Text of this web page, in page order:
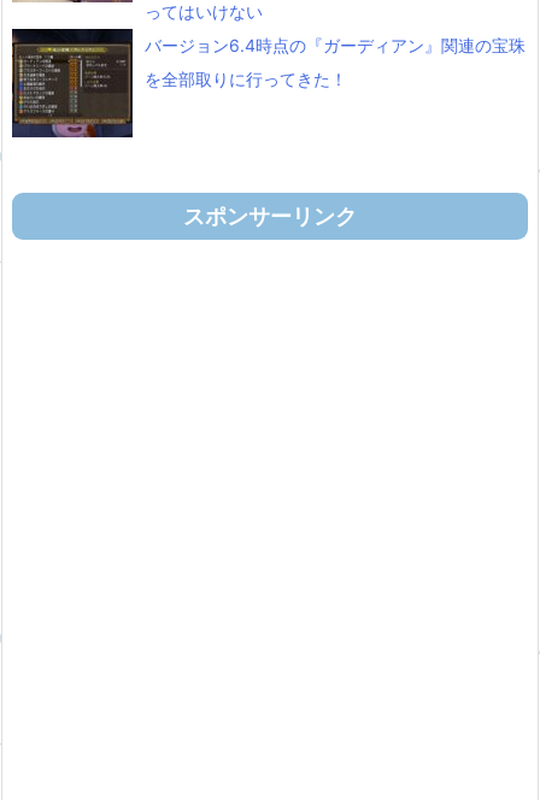
ってはいけない
バージョン6.4時点の『ガーディアン』関連の宝珠
を全部取りに行ってきた！
スポンサーリンク